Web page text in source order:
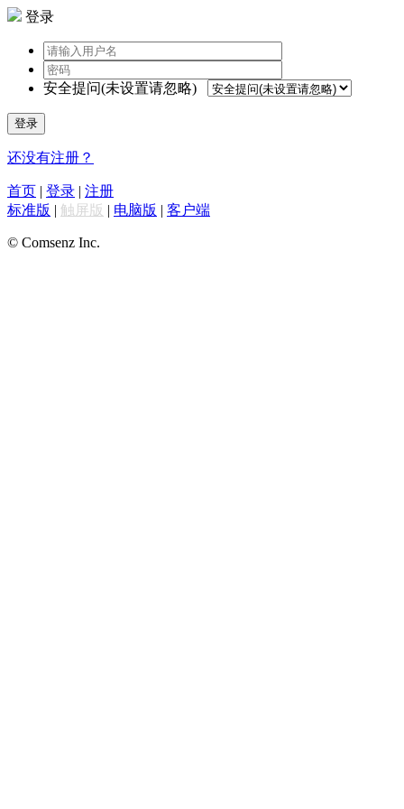
登录
安全提问(未设置请忽略)
登录
还没有注册？
首页 | 登录 | 注册
标准版 | 触屏版 | 电脑版 | 客户端
© Comsenz Inc.